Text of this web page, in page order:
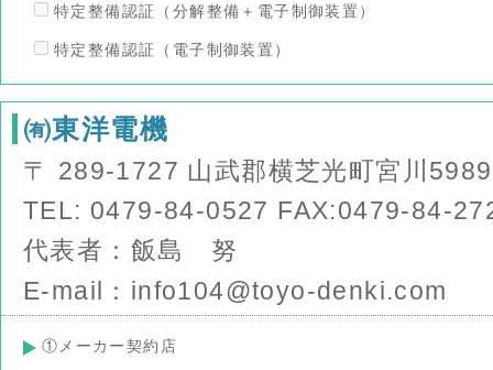
特定整備認証（分解整備＋電子制御装置）
特定整備認証（電子制御装置）
㈲東洋電機
〒 289-1727 山武郡横芝光町宮川5989
TEL: 0479-84-0527 FAX:0479-84-
代表者：飯島 努
E-mail：info104@toyo-denki.com
①メーカー契約店